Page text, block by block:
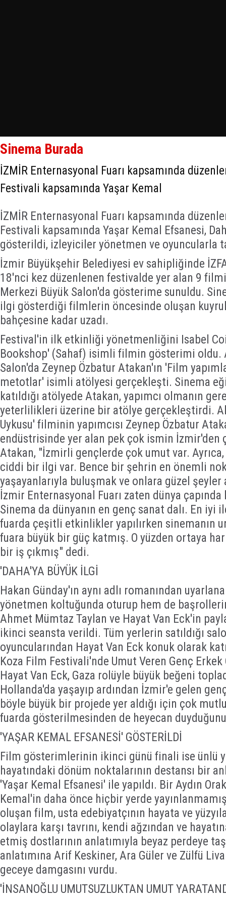
Sinema Burada
İZMİR Enternasyonal Fuarı kapsamında
Festivali kapsamında Yaşar Kemal
İZMİR Enternasyonal Fuarı kapsamında
Festivali kapsamında Yaşar Kemal Efsanesi,
gösterildi, izleyiciler yönetmen ve oyuncularla
İzmir Büyükşehir Belediyesi ev sahipliğinde
18'nci kez düzenlenen festivalde yer alan 9
Merkezi Büyük Salon'da gösterime sunuldu.
ilgi gösterdiği filmlerin öncesinde oluşan
bahçesine kadar uzadı.
Festival'in ilk etkinliği yönetmenliğini Isabel
Bookshop' (Sahaf) isimli filmin gösterimi oldu.
Salon'da Zeynep Özbatur Atakan'ın 'Film
metotlar' isimli atölyesi gerçekleşti. Sinema
katıldığı atölyede Atakan, yapımcı olmanın
yeterlilikleri üzerine bir atölye gerçekleştirdi.
Uykusu' filminin yapımcısı Zeynep Özbatur
endüstrisinde yer alan pek çok ismin İzmir'den
Atakan, "İzmirli gençlerde çok umut var.
ciddi bir ilgi var. Bence bir şehrin en önemli
yaşayanlarıyla buluşmak ve onlara güzel şeyler
İzmir Enternasyonal Fuarı zaten dünya
Sinema da dünyanın en genç sanat dalı. En
fuarda çeşitli etkinlikler yapılırken sinemanın
fuara büyük bir güç katmış. O yüzden ortaya
bir iş çıkmış" dedi.
'DAHA'YA BÜYÜK İLGİ
Hakan Günday'ın aynı adlı romanından
yönetmen koltuğunda oturup hem de
Ahmet Mümtaz Taylan ve Hayat Van Eck'in
ikinci seansta verildi. Tüm yerlerin satıldığı
oyuncularından Hayat Van Eck konuk olarak
Koza Film Festivali'nde Umut Veren Genç
Hayat Van Eck, Gaza rolüyle büyük beğeni
Hollanda'da yaşayıp ardından İzmir'e gelen
böyle büyük bir projede yer aldığı için çok
fuarda gösterilmesinden de heyecan
'YAŞAR KEMAL EFSANESİ' GÖSTERİLDİ
Film gösterimlerinin ikinci günü finali ise ünlü
hayatındaki dönüm noktalarının destansı bir
'Yaşar Kemal Efsanesi' ile yapıldı. Bir Aydın
Kemal'in daha önce hiçbir yerde
oluşan film, usta edebiyatçının hayata ve
olaylara karşı tavrını, kendi ağzından ve
etmiş dostlarının anlatımıyla beyaz perdeye
anlatımına Arif Keskiner, Ara Güler ve Zülfü
geceye damgasını vurdu.
'İNSANOĞLU UMUTSUZLUKTAN UMUT